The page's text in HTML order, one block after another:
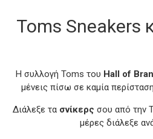
Toms Sneakers
Η συλλογή Toms του Hall of
μένεις πίσω σε καμία
Διάλεξε τα σνίκερς σου από την
μέρες διάλεξε